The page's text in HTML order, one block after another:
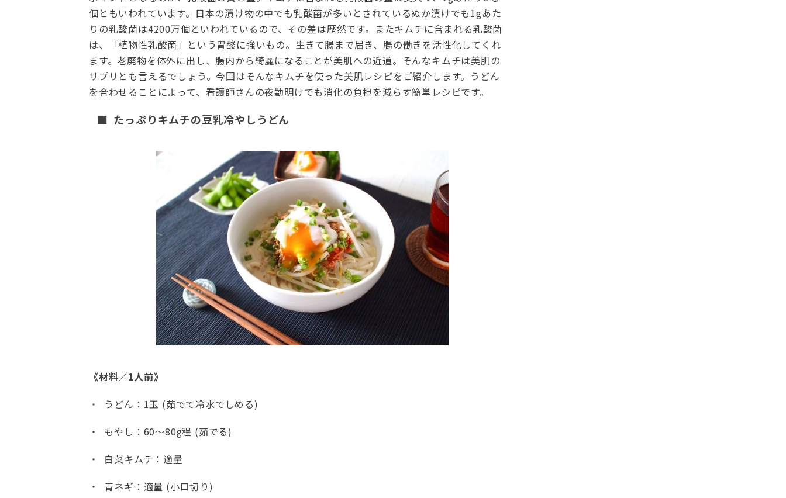
個ともいわれています。日本の漬け物の中でも乳酸菌が多いとされているぬか漬けでも1gあた
りの乳酸菌は4200万個といわれているので、その差は歴然です。またキムチに含まれる乳酸菌
は、「植物性乳酸菌」という胃酸に強いもの。生きて腸まで届き、腸の働きを活性化してくれ
ます。老廃物を体外に出し、腸内から綺麗になることが美肌への近道。そんなキムチは美肌の
サプリとも言えるでしょう。今回はそんなキムチを使った美肌レシピをご紹介します。うどん
を合わせることによって、看護師さんの夜勤明けでも消化の負担を減らす簡単レシピです。
■ たっぷりキムチの豆乳冷やしうどん
《材料／1人前》
・ うどん：1玉 (茹でて冷水でしめる)
・ もやし：60〜80g程 (茹でる)
・ 白菜キムチ：適量
・ 青ネギ：適量 (小口切り)